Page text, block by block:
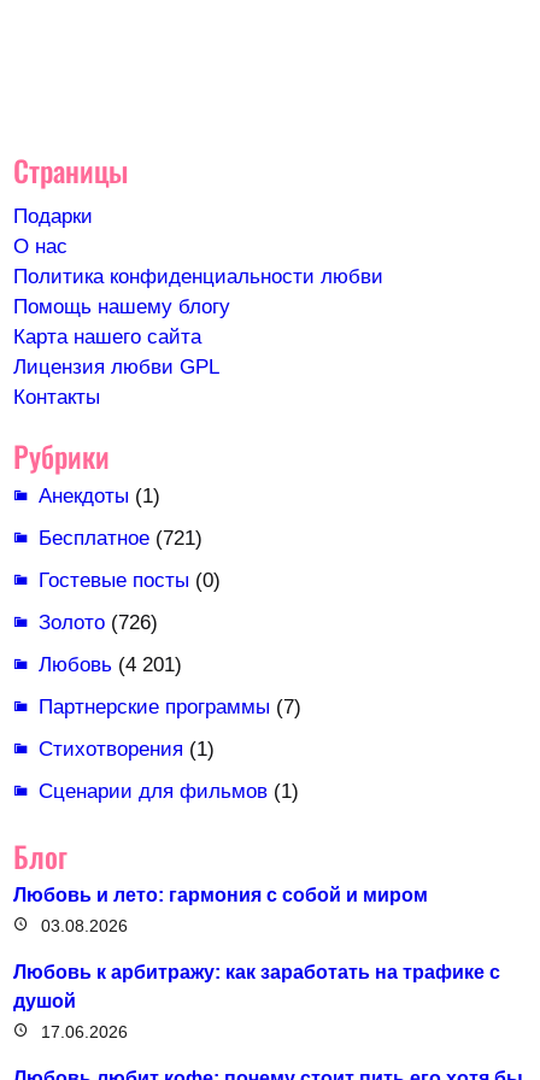
Страницы
Подарки
О нас
Политика конфиденциальности любви
Помощь нашему блогу
Карта нашего сайта
Лицензия любви GPL
Контакты
Рубрики
Анекдоты (1)
Бесплатное(721)
Гостевые посты (0)
Золото(726)
Любовь(4 201)
Партнерские программы (7)
Стихотворения (1)
Сценарии для фильмов(1)
Блог
Любовь и лето: гармония с собой и миром
03.08.2026
Любовь к арбитражу: как заработать на трафике с
душой
17.06.2026